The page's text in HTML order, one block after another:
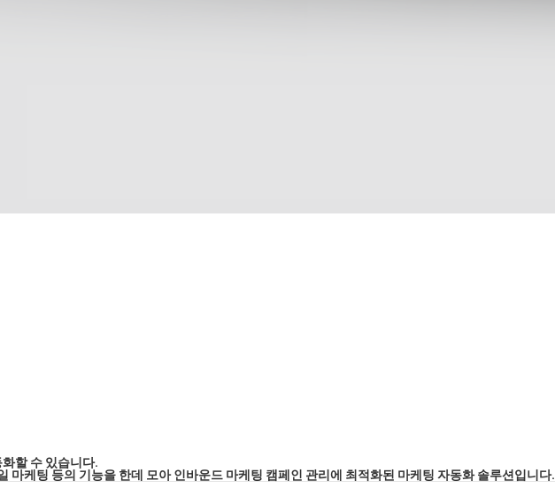
할 수 있습니다.
마케팅 등의 기능을 한데 모아 인바운드 마케팅 캠페인 관리에 최적화된 마케팅 자동화 솔루션입니다.